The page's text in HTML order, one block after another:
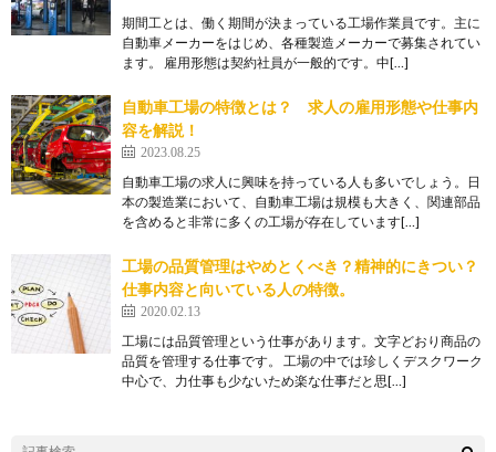
期間工とは、働く期間が決まっている工場作業員です。主に
自動車メーカーをはじめ、各種製造メーカーで募集されてい
ます。 雇用形態は契約社員が一般的です。中[…]
自動車工場の特徴とは？ 求人の雇用形態や仕事内
容を解説！
2023.08.25
自動車工場の求人に興味を持っている人も多いでしょう。日
本の製造業において、自動車工場は規模も大きく、関連部品
を含めると非常に多くの工場が存在しています[…]
工場の品質管理はやめとくべき？精神的にきつい？
仕事内容と向いている人の特徴。
2020.02.13
工場には品質管理という仕事があります。文字どおり商品の
品質を管理する仕事です。 工場の中では珍しくデスクワーク
中心で、力仕事も少ないため楽な仕事だと思[…]